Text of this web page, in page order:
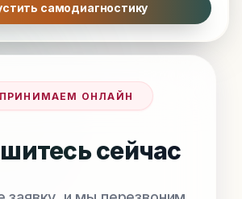
самодиагностику
ОНЛАЙН
сейчас